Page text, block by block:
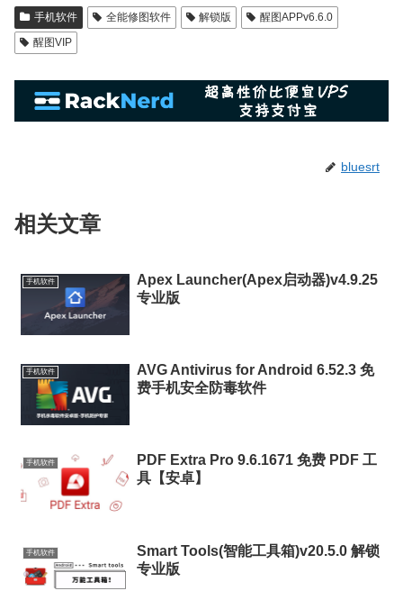
手机软件 全能修图软件 解锁版
醒图APPv6.6.0
醒图VIP
bluesrt
相关文章
手机软件
Apex Launcher(Apex启动器)v4.9.25
专业版
手机软件
AVG Antivirus for Android 6.52.3 免
费手机安全防毒软件
手机软件
PDF Extra Pro 9.6.1671 免费 PDF 工
具【安卓】
手机软件
Smart Tools(智能工具箱)v20.5.0 解锁
专业版